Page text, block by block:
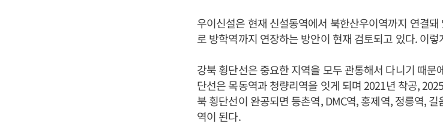
우이신설은 현재 신설동역에서 북한산우이역까지 연결
로 방학역까지 연장하는 방안이 현재 검토되고 있다. 이
강북 횡단선은 중요한 지역을 모두 관통해서 다니기 때문
단선은 목동역과 청량리역을 잇게 되며 2021년 착공,
북 횡단선이 완공되면 등촌역, DMC역, 홍제역, 정릉역,
역이 된다.